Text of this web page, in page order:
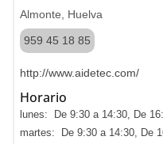
Almonte, Huelva
959 45 18 85
http://www.aidetec.com/
Horario
lunes: De 9:30 a 14:30, De
martes: De 9:30 a 14:30, De